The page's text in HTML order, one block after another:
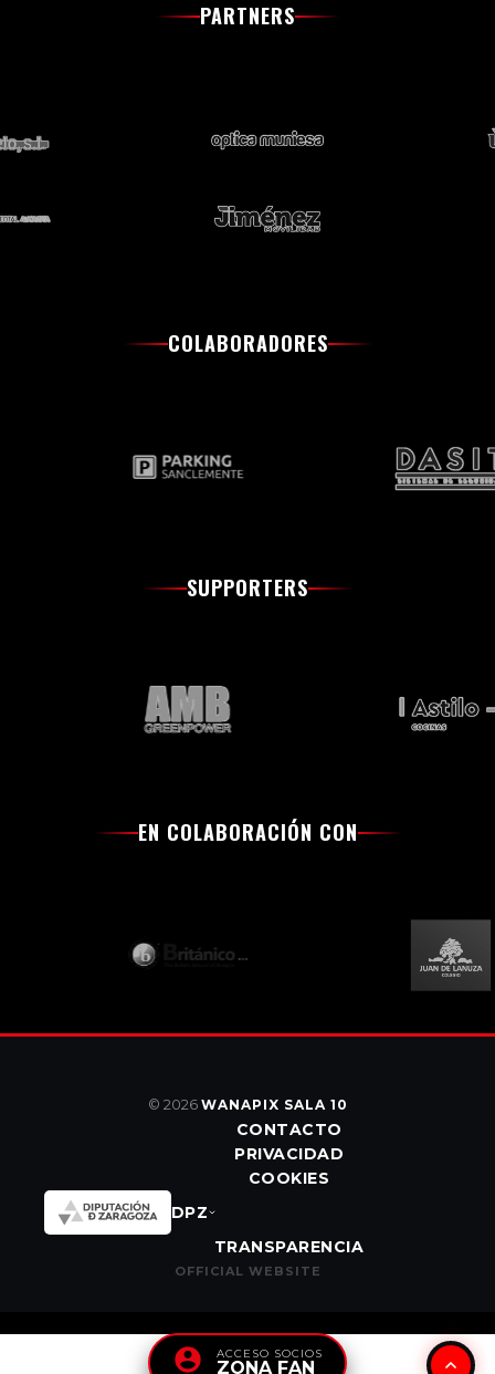
ACCESO SOCIOS
ZONA FAN
PARTNERS
COLABORADORES
SUPPORTERS
EN COLABORACIÓN CON
© 2026 WANAPIX SALA 10
CONTACTO
PRIVACIDAD
COOKIES
DPZ
TRANSPARENCIA
OFFICIAL WEBSITE